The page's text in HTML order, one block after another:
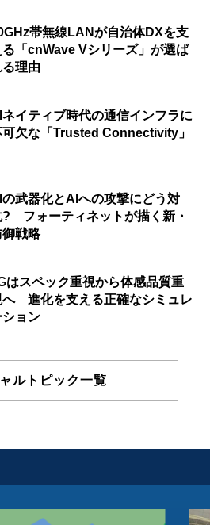
帯無線LANが自治体DXを支
る「cnWave Vシリーズ」が選ば
理由
イティブ時代の通信インフラに
可欠な「Trusted Connectivity」
武器化とAIへの攻撃にどう対
? フォーティネットが描く新・
御戦略
はスペック重視から体感品質重
へ 進化を支える正確なシミュレ
ション
ルトピック一覧